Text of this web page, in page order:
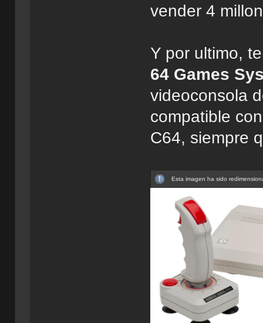
vender 4
Y por ultimo,
64 Games
videoconsola
compatible
C64, siempre
Esta imagen ha sido